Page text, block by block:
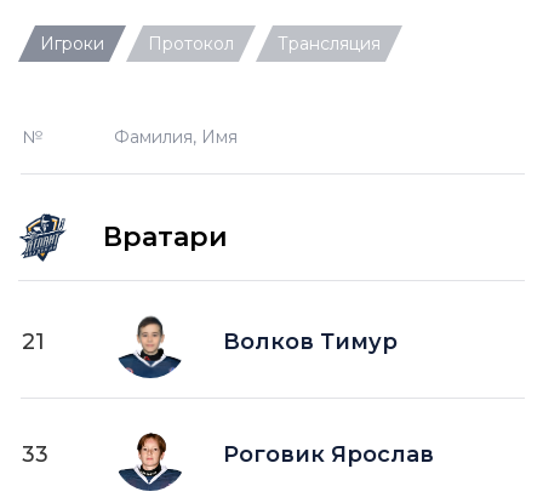
П — кол-во передач
игрока на площадке
игроков на площад
шайба забитая в большинстве на одного
игрока на площадке
+2 — шайба забитая в большинстве на двух
шайба забитая в пустые ворота
Игроки Протокол Трансляция
№ Фамилия, Имя
Вратари
21 Волков Тимур
33 Роговик Ярослав